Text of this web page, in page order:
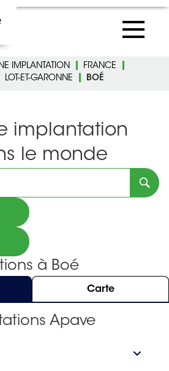
IMPLANTATION
FRANCE
LOT-ET-GARONNE BOÉ
implantation
le monde
à Boé
Carte
Apave